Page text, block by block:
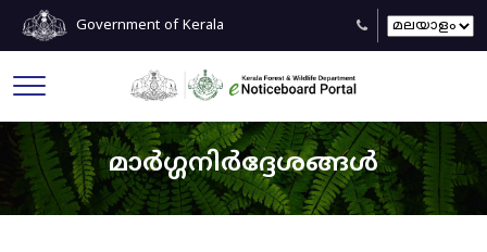
Government of Kerala
മാർഗ്ഗനിർദ്ദേശങ്ങൾ